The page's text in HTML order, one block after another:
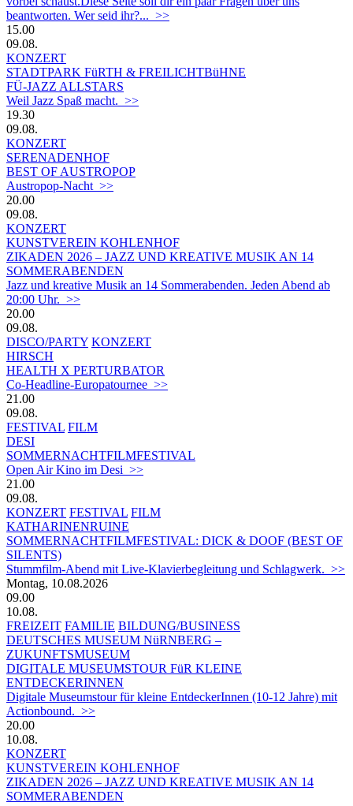
beantworten. Wer seid ihr?... >>
15.00
09.08.
KONZERT
STADTPARK FüRTH & FREILICHTBüHNE
FÜ-JAZZ ALLSTARS
Weil Jazz Spaß macht. >>
19.30
09.08.
KONZERT
SERENADENHOF
BEST OF AUSTROPOP
Austropop-Nacht >>
20.00
09.08.
KONZERT
KUNSTVEREIN KOHLENHOF
ZIKADEN 2026 – JAZZ UND KREATIVE MUSIK AN 14
SOMMERABENDEN
Jazz und kreative Musik an 14 Sommerabenden. Jeden Abend ab
20:00 Uhr. >>
20.00
09.08.
DISCO/PARTY KONZERT
HIRSCH
HEALTH X PERTURBATOR
Co-Headline-Europatournee >>
21.00
09.08.
FESTIVAL FILM
DESI
SOMMERNACHTFILMFESTIVAL
Open Air Kino im Desi >>
21.00
09.08.
KONZERT FESTIVAL FILM
KATHARINENRUINE
SOMMERNACHTFILMFESTIVAL: DICK & DOOF (BEST OF
SILENTS)
Stummfilm-Abend mit Live-Klavierbegleitung und Schlagwerk. >>
Montag, 10.08.2026
09.00
10.08.
FREIZEIT FAMILIE BILDUNG/BUSINESS
DEUTSCHES MUSEUM NüRNBERG –
ZUKUNFTSMUSEUM
DIGITALE MUSEUMSTOUR FüR KLEINE
ENTDECKERINNEN
Digitale Museumstour für kleine EntdeckerInnen (10-12 Jahre) mit
Actionbound. >>
20.00
10.08.
KONZERT
KUNSTVEREIN KOHLENHOF
ZIKADEN 2026 – JAZZ UND KREATIVE MUSIK AN 14
SOMMERABENDEN